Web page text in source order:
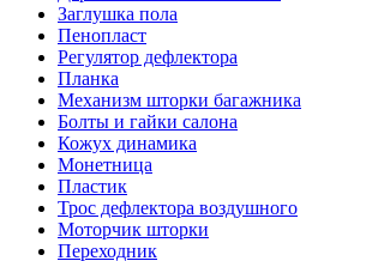
Заглушка пола
Пенопласт
Регулятор дефлектора
Планка
Механизм шторки багажника
Болты и гайки салона
Кожух динамика
Монетница
Пластик
Трос дефлектора воздушного
Моторчик шторки
Переходник